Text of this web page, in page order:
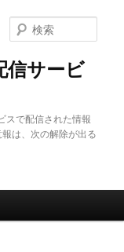
信サービ
スで配信された情報
は、次の解除が出る
索